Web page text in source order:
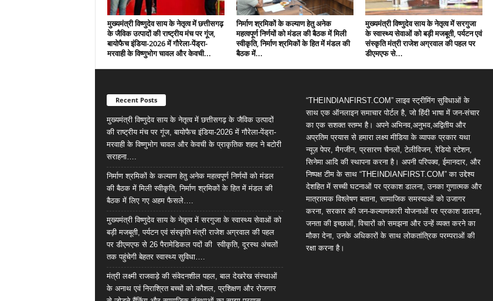
मुख्यमंत्री विष्णुदेव साय के नेतृत्व में छत्तीसगढ़
के जैविक उत्पादों की राष्ट्रीय मंच पर गूंज,
बायोफैच इंडिया-2026 में गौरेला-पेंड्रा-
मरवाही के विष्णुभोग चावल और केवची...
निर्माण श्रमिकों के कल्याण हेतु अनेक
महत्वपूर्ण निर्णयों को मंडल की बैठक में मिली
स्वीकृति, निर्माण श्रमिकों के हित में मंडल की
बैठक में...
मुख्यमंत्री विष्णुदेव साय के नेतृत्व में सरगुजा
के स्वास्थ्य सेवाओं को बड़ी मजबूती, पर्यटन एवं
संस्कृति मंत्री राजेश अग्रवाल की पहल पर
डीएमएफ से...
Recent Posts
मुख्यमंत्री विष्णुदेव साय के नेतृत्व में छत्तीसगढ़ के जैविक उत्पादों
की राष्ट्रीय मंच पर गूंज, बायोफैच इंडिया-2026 में गौरेला-पेंड्रा-
मरवाही के विष्णुभोग चावल और केवची के प्राकृतिक शहद ने बटोरी
सराहना….
निर्माण श्रमिकों के कल्याण हेतु अनेक महत्वपूर्ण निर्णयों को मंडल
की बैठक में मिली स्वीकृति, निर्माण श्रमिकों के हित में मंडल की
बैठक में लिए गए अहम फैसले….
मुख्यमंत्री विष्णुदेव साय के नेतृत्व में सरगुजा के स्वास्थ्य सेवाओं को
बड़ी मजबूती, पर्यटन एवं संस्कृति मंत्री राजेश अग्रवाल की पहल
पर डीएमएफ से 26 पैरामेडिकल पदों की स्वीकृति, दूरस्थ अंचलों
तक पहुंचेगी बेहतर स्वास्थ्य सुविधा….
मंत्री लक्ष्मी राजवाड़े की संवेदनशील पहल, बाल देखरेख संस्थाओं
के अनाथ एवं निराश्रित बच्चों को कौशल, प्रशिक्षण और रोजगार
“THEINDIANFIRST.COM” लाइव स्ट्रीमिंग सुविधाओं के
साथ एक ऑनलाइन समाचार पोर्टल है, जो हिंदी भाषा में जन-संचार
का एक सशक्त स्तम्भ है। अपने अभिनव,अनुभव,अद्वितीय और
अप्रतिम प्रयास से हमारा लक्ष्य मीडिया के व्यापक प्रकार यथा
न्यूज़ पेपर, मैगजीन, प्रसारण चैनलों, टेलीविजन, रेडियो स्टेशन,
सिनेमा आदि की स्थापना करना है। अपनी परिपक्व, ईमानदार, और
निष्पक्ष टीम के साथ “THEINDIANFIRST.COM” का उद्देश्य
देशहित में सच्ची घटनाओं पर प्रकाश डालना, उनका गुणात्मक और
मात्रात्मक विश्लेषण बताना, सामाजिक समस्याओं को उजागर
करना, सरकार की जन-कल्याणकारी योजनाओं पर प्रकाश डालना,
जनता की इच्छाओं, विचारों को समझना और उन्हें व्यक्त करने का
मौका देना, उनके अधिकारों के साथ लोकतांत्रिक परम्पराओं की
रक्षा करना है।